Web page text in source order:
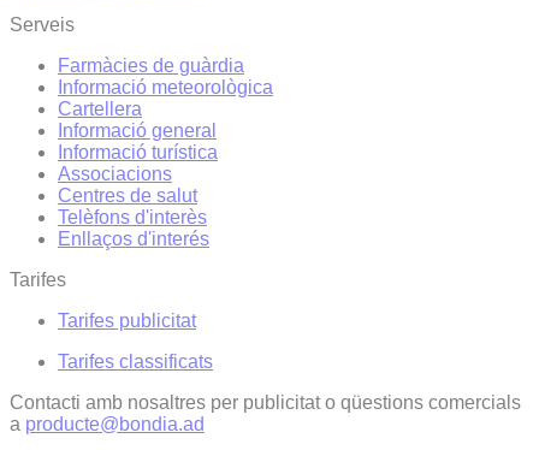
Serveis
Farmàcies de guàrdia
Informació meteorològica
Cartellera
Informació general
Informació turística
Associacions
Centres de salut
Telèfons d'interès
Enllaços d'interés
Tarifes
Tarifes publicitat
Tarifes classificats
Contacti amb nosaltres per publicitat o qüestions comercials
a producte@bondia.ad